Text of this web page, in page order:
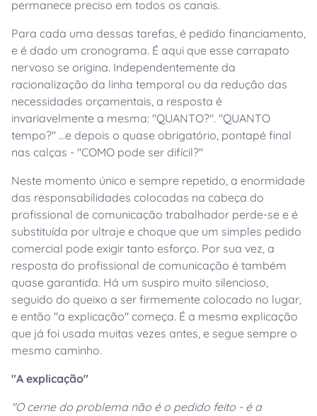
permanece preciso em todos os canais.
Para cada uma dessas tarefas, é pedido financiamento,
e é dado um cronograma. É aqui que esse carrapato
nervoso se origina. Independentemente da
racionalização da linha temporal ou da redução das
necessidades orçamentais, a resposta é
invariavelmente a mesma: "QUANTO?". "QUANTO
tempo?" ...e depois o quase obrigatório, pontapé final
nas calças - "COMO pode ser difícil?"
Neste momento único e sempre repetido, a enormidade
das responsabilidades colocadas na cabeça do
profissional de comunicação trabalhador perde-se e é
substituída por ultraje e choque que um simples pedido
comercial pode exigir tanto esforço. Por sua vez, a
resposta do profissional de comunicação é também
quase garantida. Há um suspiro muito silencioso,
seguido do queixo a ser firmemente colocado no lugar,
e então "a explicação" começa. É a mesma explicação
que já foi usada muitas vezes antes, e segue sempre o
mesmo caminho.
"A explicação"
"O cerne do problema não é o pedido feito - é a